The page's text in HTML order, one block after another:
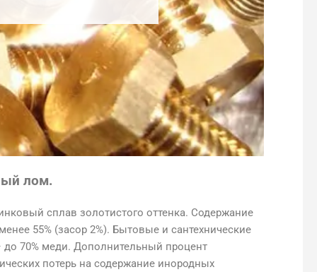
лом.
сплав золотистого оттенка. Содержание
55% (засор 2%). Бытовые и сантехнические
до 70% меди. Дополнительный процент
потерь на содержание инородных